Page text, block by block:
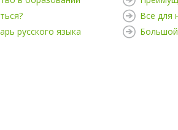
русского языка
Все для
Большой